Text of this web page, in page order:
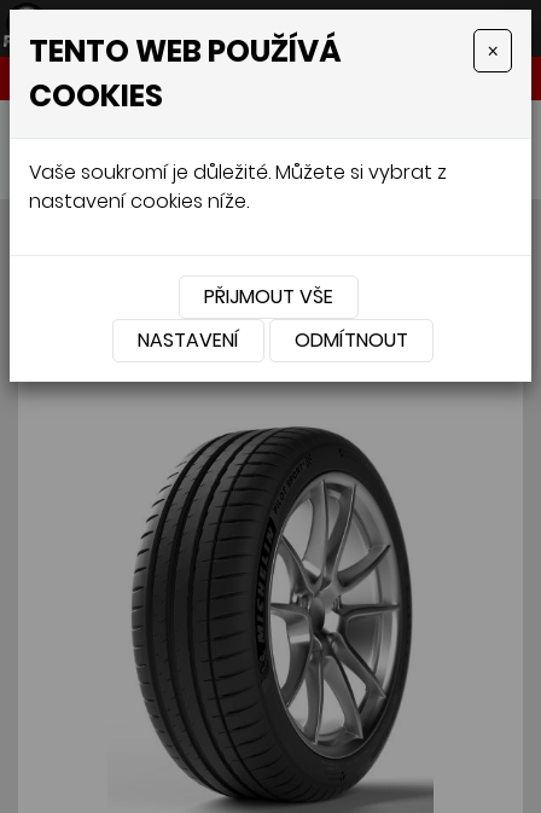
MICHELIN PILOT SPORT 4 235/40 R19 96Y
235/40 R19 96Y
TENTO WEB POUŽÍVÁ
COOKIES
×
Vaše soukromí je důležité. Můžete si vybrat z
nastavení cookies níže.
PŘIJMOUT VŠE
NASTAVENÍ
ODMÍTNOUT